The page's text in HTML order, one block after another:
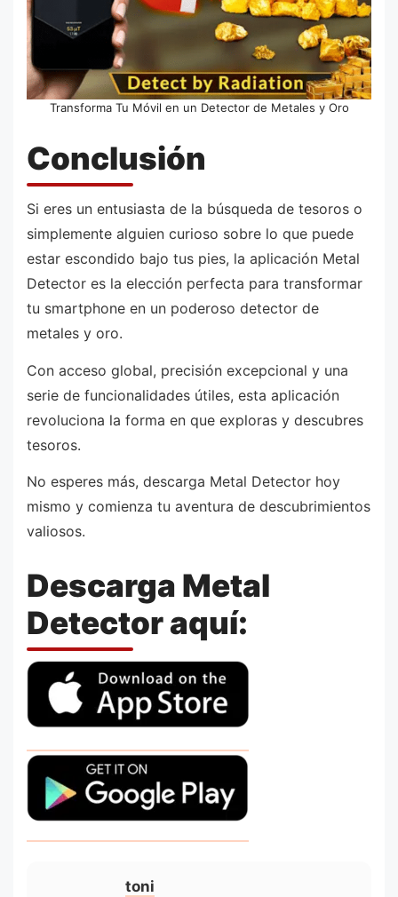
Transforma Tu Móvil en un Detector de Metales y Oro
Conclusión
Si eres un entusiasta de la búsqueda de tesoros o
simplemente alguien curioso sobre lo que puede
estar escondido bajo tus pies, la aplicación Metal
Detector es la elección perfecta para transformar
tu smartphone en un poderoso detector de
metales y oro.
Con acceso global, precisión excepcional y una
serie de funcionalidades útiles, esta aplicación
revoluciona la forma en que exploras y descubres
tesoros.
No esperes más, descarga Metal Detector hoy
mismo y comienza tu aventura de descubrimientos
valiosos.
Descarga Metal
Detector aquí:
toni